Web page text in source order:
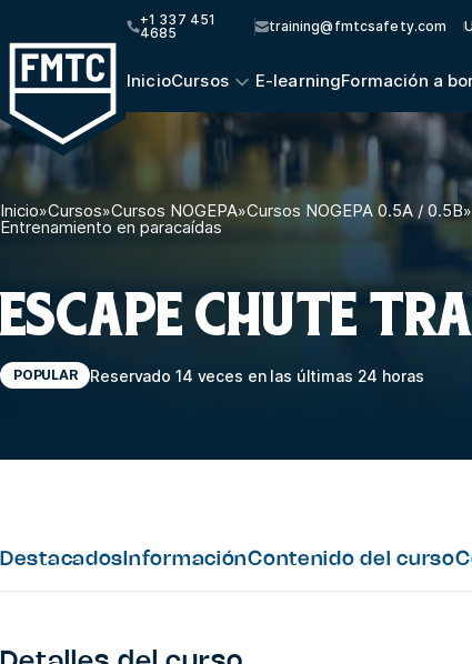
+1 337 451
4685
training@fmtcsafety.com
InicioCursos E-learningFormación a
Inicio»Cursos»Cursos NOGEPA»Cursos NOGEPA 0.5A / 0.5B»
Entrenamiento en paracaídas
ESCAPE CHUTE
POPULAR Reservado 14 veces en las últimas 24 horas
Destacados InformaciónContenido del curso